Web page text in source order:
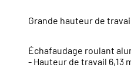
Grande hauteur de
Échafaudage roulant
- Hauteur de travail 6,13